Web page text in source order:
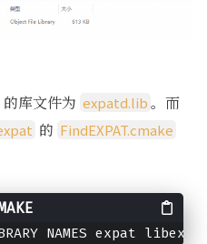
的库文件为 expatd.lib。而
的 FindEXPAT.cmake
NAMES expat